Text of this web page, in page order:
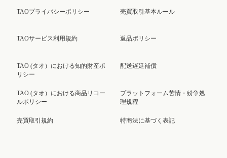
TAOプライバシーポリシー
TAOサービス利用規約
TAO (タオ）における知的財産ポ
リシー
TAO (タオ）における商品リコー
ルポリシー
売買取引規約
売買取引基本ルール
返品ポリシー
配送遅延補償
プラットフォーム苦情・紛争処
理規程
特商法に基づく表記